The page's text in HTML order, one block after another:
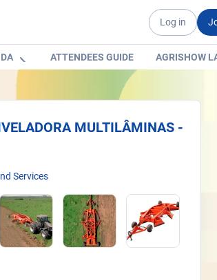
Log in
ATTENDEES GUIDE AGRISHOW
MULTILÂMINAS -
Services